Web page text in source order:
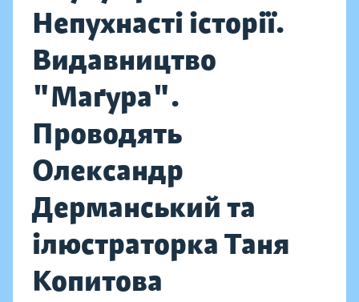
Непухнасті історії.
Видавництво
"Маґура".
Проводять
Олександр
Дерманський та
ілюстраторка Таня
Копитова